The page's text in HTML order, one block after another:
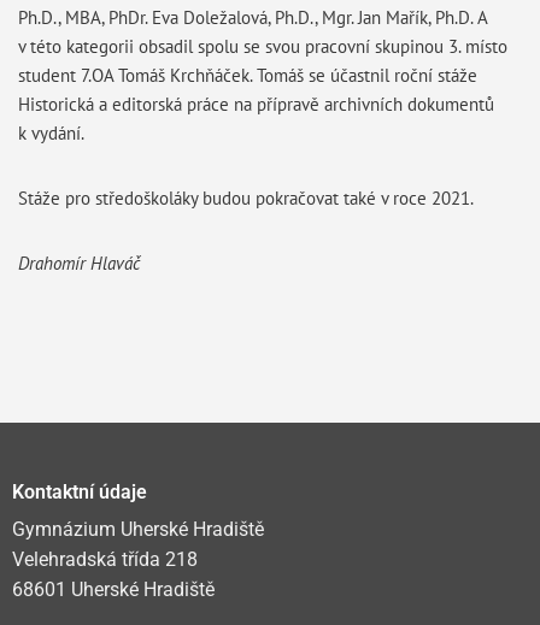
Ph.D., MBA, PhDr. Eva Doležalová, Ph.D., Mgr. Jan Mařík, Ph.D. A
v této kategorii obsadil spolu se svou pracovní skupinou 3. místo
student 7.OA Tomáš Krchňáček. Tomáš se účastnil roční stáže
Historická a editorská práce na přípravě archivních dokumentů
k vydání.
Stáže pro středoškoláky budou pokračovat také v roce 2021.
Drahomír Hlaváč
Kontaktní údaje
Gymnázium Uherské Hradiště
Velehradská třída 218
68601 Uherské Hradiště